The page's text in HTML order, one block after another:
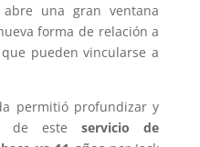
una gran ventana
forma de relación a
pueden vincularse a
permitió profundizar y
de esteservicio de